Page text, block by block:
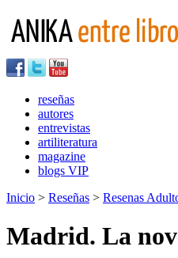
reseñas
autores
entrevistas
artiliteratura
magazine
blogs VIP
Inicio > Reseñas > Resenas
Madrid. La